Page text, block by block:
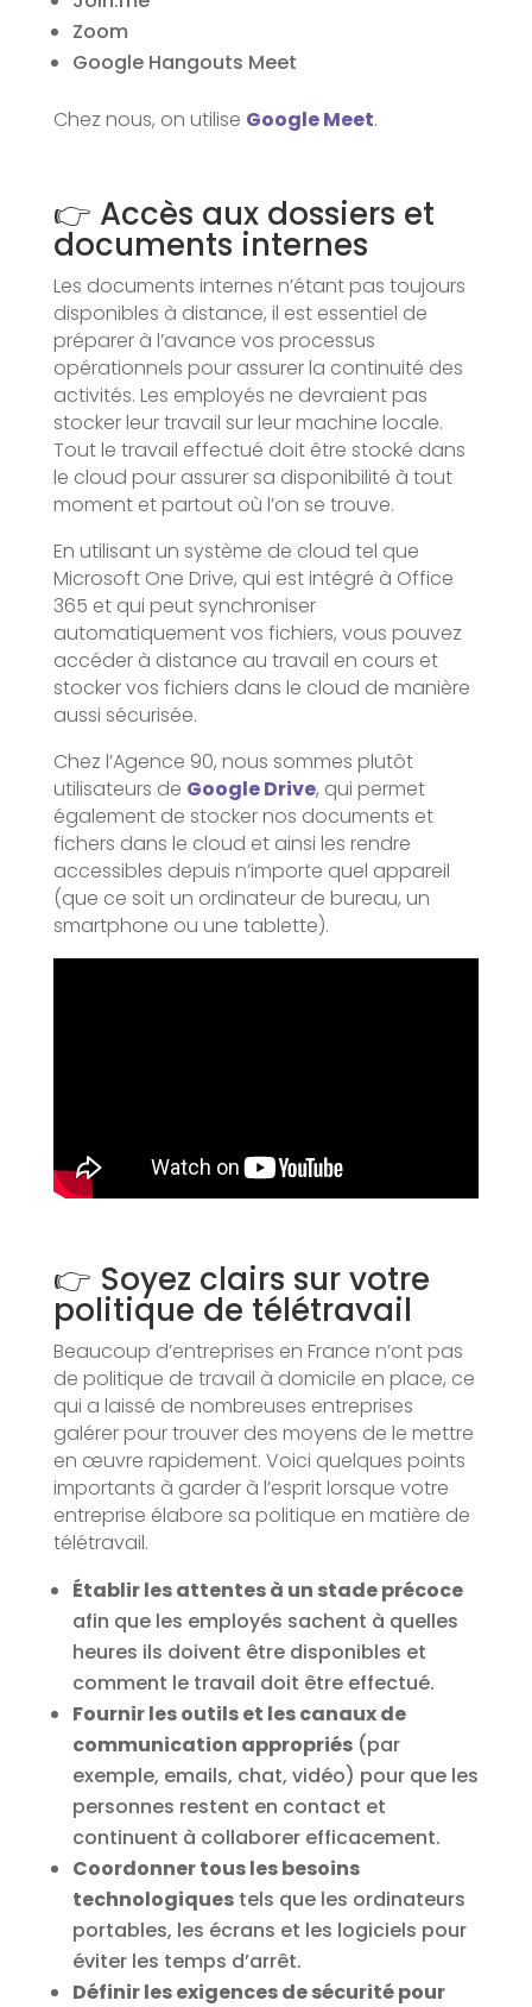
Zoom
Google Hangouts Meet
Chez nous, on utilise Google Meet.
👉 Accès aux dossiers et
documents internes
Les documents internes n’étant pas toujours
disponibles à distance, il est essentiel de
préparer à l’avance vos processus
opérationnels pour assurer la continuité des
activités. Les employés ne devraient pas
stocker leur travail sur leur machine locale.
Tout le travail effectué doit être stocké dans
le cloud pour assurer sa disponibilité à tout
moment et partout où l’on se trouve.
En utilisant un système de cloud tel que
Microsoft One Drive, qui est intégré à Office
365 et qui peut synchroniser
automatiquement vos fichiers, vous pouvez
accéder à distance au travail en cours et
stocker vos fichiers dans le cloud de manière
aussi sécurisée.
Chez l’Agence 90, nous sommes plutôt
utilisateurs de Google Drive, qui permet
également de stocker nos documents et
fichers dans le cloud et ainsi les rendre
accessibles depuis n’importe quel appareil
(que ce soit un ordinateur de bureau, un
smartphone ou une tablette).
👉 Soyez clairs sur votre
politique de télétravail
Beaucoup d’entreprises en France n’ont pas
de politique de travail à domicile en place, ce
qui a laissé de nombreuses entreprises
galérer pour trouver des moyens de le mettre
en œuvre rapidement. Voici quelques points
importants à garder à l’esprit lorsque votre
entreprise élabore sa politique en matière de
télétravail.
Établir les attentes à un stade précoce
afin que les employés sachent à quelles
heures ils doivent être disponibles et
comment le travail doit être effectué.
Fournir les outils et les canaux de
communication appropriés(par
exemple, emails, chat, vidéo) pour que les
personnes restent en contact et
continuent à collaborer efficacement.
Coordonner tous les besoins
technologiquestels que les ordinateurs
portables, les écrans et les logiciels pour
éviter les temps d’arrêt.
Définir les exigences de sécurité pour